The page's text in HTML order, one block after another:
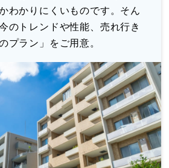
わかりにくいものです。そん
のトレンドや性能、売れ行き
プラン」をご用意。